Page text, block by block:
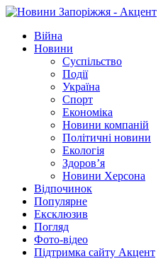
Війна
Новини
Суспільство
Події
Україна
Спорт
Економіка
Новини компаній
Політичні новини
Екологія
Здоров’я
Новини Херсона
Відпочинок
Популярне
Ексклюзив
Погляд
Фото-відео
Підтримка сайту Акцент